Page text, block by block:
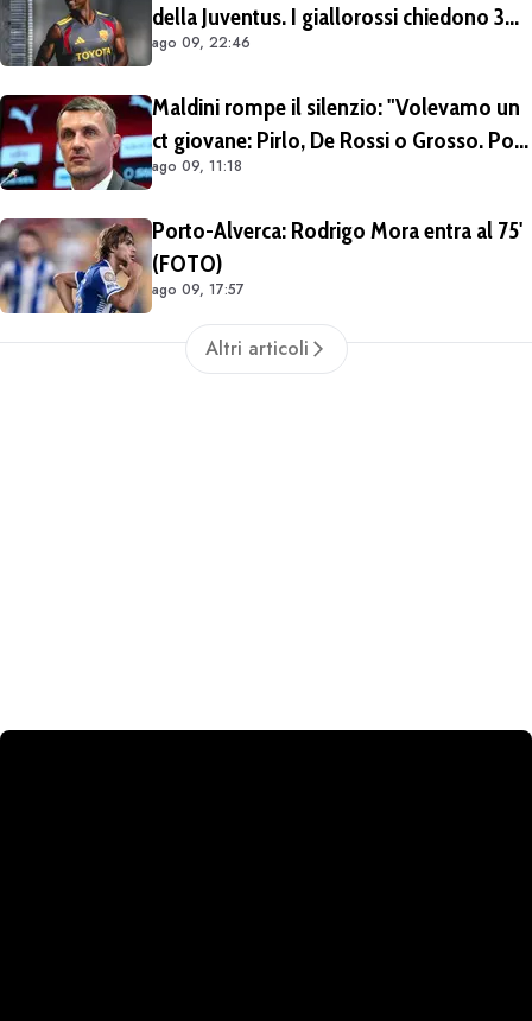
della Juventus. I giallorossi chiedono 30
milioni di euro
ago 09, 22:46
Maldini rompe il silenzio: "Volevamo un
ct giovane: Pirlo, De Rossi o Grosso. Poi
Malagò mi ha detto: «Pirlo non si può
ago 09, 11:18
Porto-Alverca: Rodrigo Mora entra al 75'
(FOTO)
ago 09, 17:57
Altri articoli